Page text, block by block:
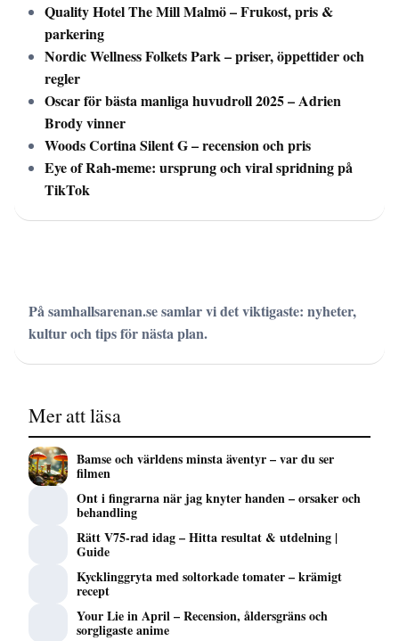
Quality Hotel The Mill Malmö – Frukost, pris &
parkering
Nordic Wellness Folkets Park – priser, öppettider och
regler
Oscar för bästa manliga huvudroll 2025 – Adrien
Brody vinner
Woods Cortina Silent G – recension och pris
Eye of Rah-meme: ursprung och viral spridning på
TikTok
På samhallsarenan.se samlar vi det viktigaste: nyheter,
kultur och tips för nästa plan.
Mer att läsa
Bamse och världens minsta äventyr – var du ser
filmen
Ont i fingrarna när jag knyter handen – orsaker och
behandling
Rätt V75-rad idag – Hitta resultat & utdelning |
Guide
Kycklinggryta med soltorkade tomater – krämigt
recept
Your Lie in April – Recension, åldersgräns och
sorgligaste anime